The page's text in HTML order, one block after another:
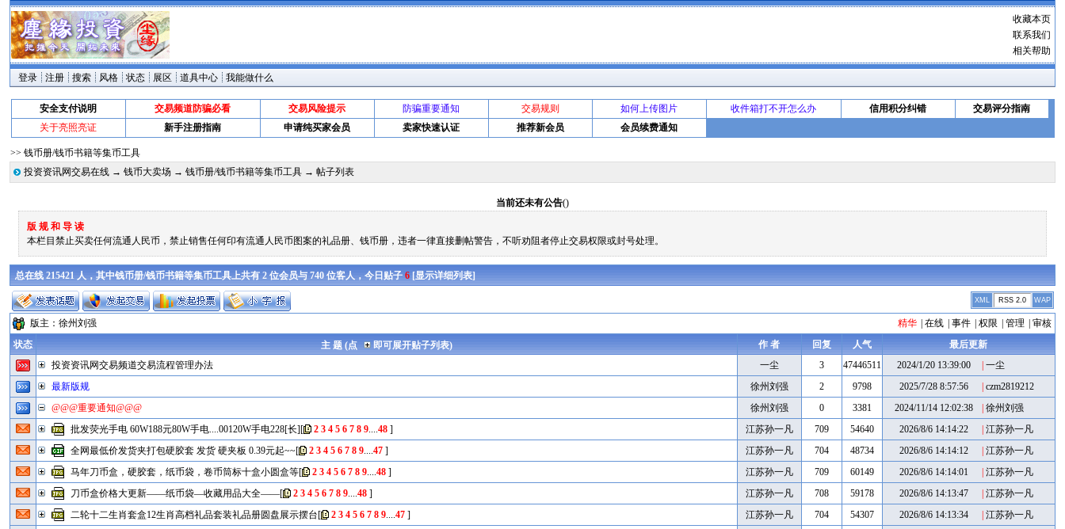
收藏本页
联系我们
相关帮助
登录 注册 搜索 风格 状态 展区 道具中心 我能做什么
安全支付说明 交易频道防骗必看 交易风险提示 防骗重要通知 交易规则 如何上传图片 收件箱打不开怎么办 信用积分纠错
交易评分指南
关于亮照亮证
新手注册指南 申请纯买家会员 卖家快速认证 推荐新会员 会员续费通知
>> 钱币册/钱币书籍等集币工具
投资资讯网交易在线 →钱币大卖场 →钱币册/钱币书籍等集币工具 → 帖子列表
当前还未有公告()
版 规 和 导 读
本栏目禁止买卖任何流通人民币，禁止销售任何印有流通人民币图案的礼品册、钱币册，违者一律直接删帖警告，不听劝阻者停止交易权限或封号处理。
总在线 215421 人，其中钱币册/钱币书籍等集币工具上共有 2 位会员与 740 位客人，今日贴子6[显示详细列表]
XML RSS 2.0 WAP
精华 在线 事件 权限 管理 审核
版主：徐州刘强
作 者
回复 人气 最后更新
状态 主 题 (点
即可展开贴子列表)
一尘
3 47446511 2024/1/20 13:39:00 一尘
投资资讯网交易频道交易流程管理办法
徐州刘强
2 9798 2025/7/28 8:57:56 czm2819212
最新版规
徐州刘强
0 3381 2024/11/14 12:02:38 徐州刘强
@@@重要通知@@@
江苏孙一凡
709 54640 2026/8/6 14:14:22 江苏孙一凡
批发荧光手电 60W188元80W手电....00120W手电228[长][ 2 3 4 5 6 7 8 9....48 ]
江苏孙一凡
704 48734 2026/8/6 14:14:12 江苏孙一凡
全网最低价发货夹打包硬胶套 发货 硬夹板 0.39元起~~[ 2 3 4 5 6 7 8 9....47 ]
江苏孙一凡
709 60149 2026/8/6 14:14:01 江苏孙一凡
马年刀币盒，硬胶套，纸币袋，卷币筒标十盒小圆盒等[ 2 3 4 5 6 7 8 9....48 ]
江苏孙一凡
708 59178 2026/8/6 14:13:47 江苏孙一凡
刀币盒价格大更新——纸币袋—收藏用品大全——[ 2 3 4 5 6 7 8 9....48 ]
江苏孙一凡
704 54307 2026/8/6 14:13:34 江苏孙一凡
二轮十二生肖套盒12生肖高档礼品套装礼品册圆盘展示摆台[ 2 3 4 5 6 7 8 9....47 ]